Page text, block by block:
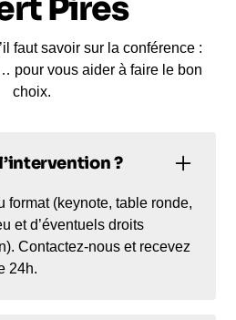
Pirès
faut savoir sur la conférence :
pour vous aider à faire le bon
choix.
?
format (keynote, table ronde,
et d’éventuels droits
Contactez-nous et recevez
24h.